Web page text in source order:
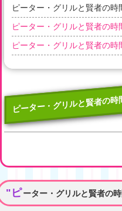
ピーター・グリルと賢者の時
ピーター・グリルと賢者の時
ピーター・グリルと賢者の時
ピーター・グリルと賢者の
"ピーター・グリルと賢者の